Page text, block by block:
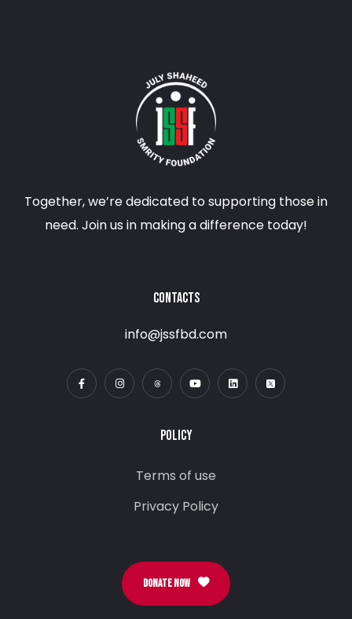
Together, we’re dedicated to supporting those in
need. Join us in making a difference today!
CONTACTS
info@jssfbd.com
POLICY
Terms of use
Privacy Policy
DONATE NOW